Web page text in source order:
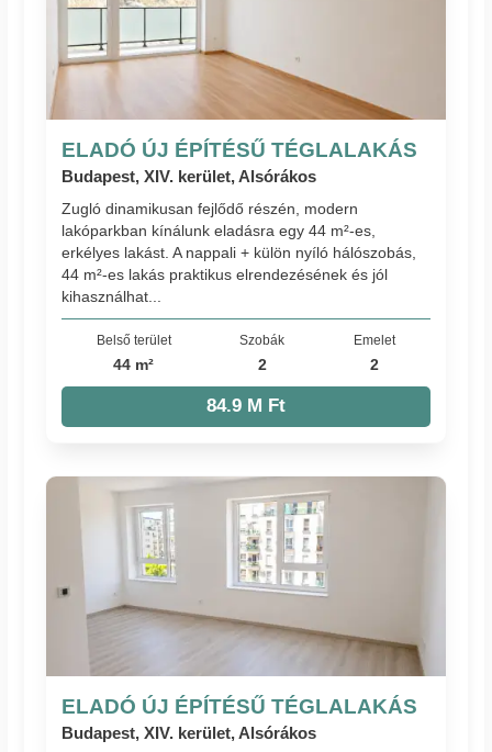
ELADÓ ÚJ ÉPÍTÉSŰ TÉGLALAKÁS
Budapest, XIV. kerület, Alsórákos
Zugló dinamikusan fejlődő részén, modern
lakóparkban kínálunk eladásra egy 44 m²-es,
erkélyes lakást. A nappali + külön nyíló hálószobás,
44 m²-es lakás praktikus elrendezésének és jól
kihasználhat...
Belső terület
44 m²
Szobák
2
Emelet
2
84.9 M Ft
ELADÓ ÚJ ÉPÍTÉSŰ TÉGLALAKÁS
Budapest, XIV. kerület, Alsórákos